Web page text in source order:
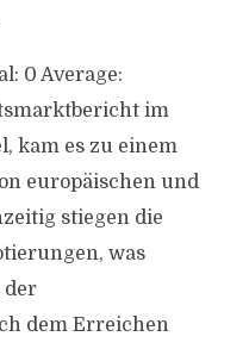
0 Average:
im
kam es zu einem
europäischen und
stiegen die
was
der
dem Erreichen